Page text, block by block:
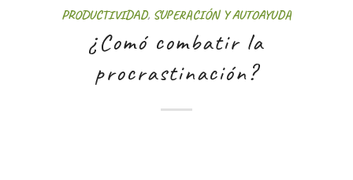
PRODUCTIVIDAD, SUPERACIÓN Y AUTOAYUDA
¿Comó combatir la
procrastinación?